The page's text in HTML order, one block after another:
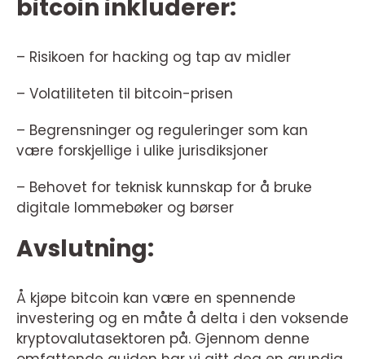
bitcoin inkluderer:
– Risikoen for hacking og tap av midler
– Volatiliteten til bitcoin-prisen
– Begrensninger og reguleringer som kan
være forskjellige i ulike jurisdiksjoner
– Behovet for teknisk kunnskap for å bruke
digitale lommebøker og børser
Avslutning:
Å kjøpe bitcoin kan være en spennende
investering og en måte å delta i den voksende
kryptovalutasektoren på. Gjennom denne